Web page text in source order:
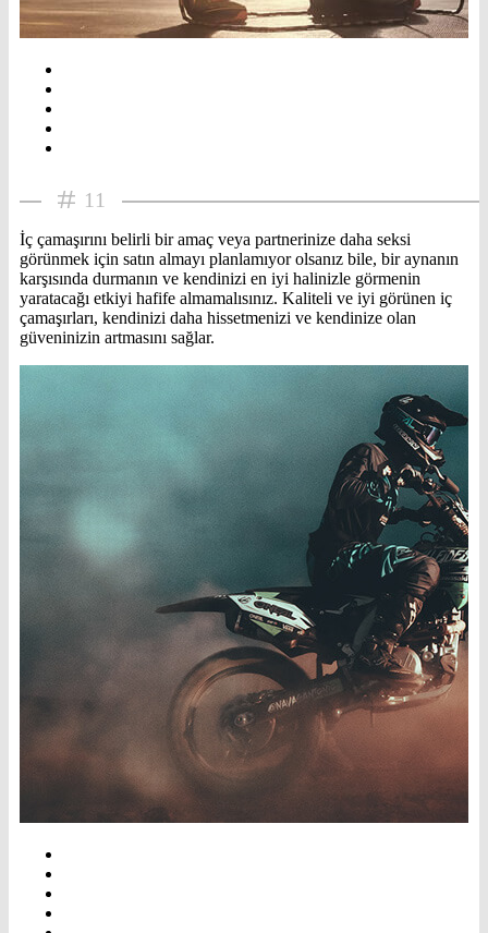
11
İç çamaşırını belirli bir amaç veya partnerinize daha seksi
görünmek için satın almayı planlamıyor olsanız bile, bir aynanın
karşısında durmanın ve kendinizi en iyi halinizle görmenin
yaratacağı etkiyi hafife almamalısınız. Kaliteli ve iyi görünen iç
çamaşırları, kendinizi daha hissetmenizi ve kendinize olan
güveninizin artmasını sağlar.